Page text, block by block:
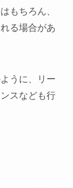
もちろん、
る場合があ
うに、リー
スなども行